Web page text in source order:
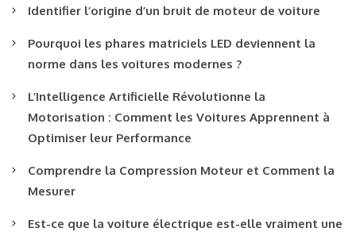
Identifier l’origine d’un bruit de moteur de voiture
Pourquoi les phares matriciels LED deviennent la
norme dans les voitures modernes ?
L’Intelligence Artificielle Révolutionne la
Motorisation : Comment les Voitures Apprennent à
Optimiser leur Performance
Comprendre la Compression Moteur et Comment la
Mesurer
Est-ce que la voiture électrique est-elle vraiment une